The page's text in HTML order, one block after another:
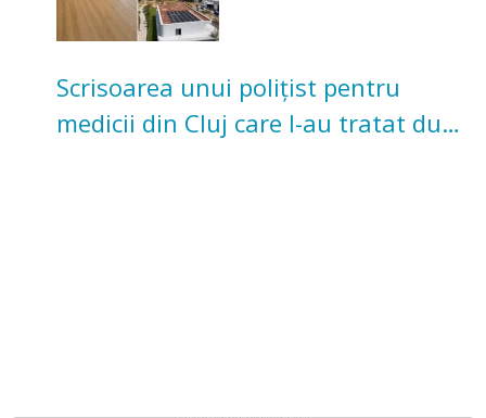
Scrisoarea unui polițist pentru
medicii din Cluj care l-au tratat după